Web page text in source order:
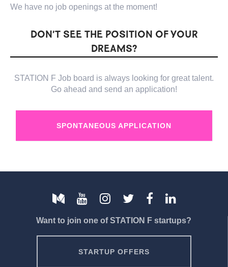
We have no job openings at the moment!
DON’T SEE THE POSITION OF YOUR
DREAMS?
STATION F Job board is always looking for great talent.
Go ahead and send an application!
SPONTANEOUS APPLICATION
Want to join one of STATION F startups?
STARTUP OFFERS